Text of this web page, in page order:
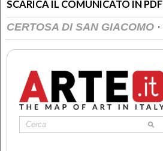
SCARICA IL COMUNICATO IN PDF
CERTOSA DI SAN GIACOMO ·